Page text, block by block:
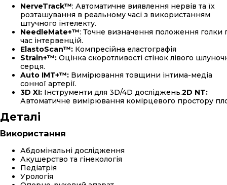
NerveTrack™: Автоматичне виявлення нервів та їх
розташування в реальному часі з використанням
штучного інтелекту.
NeedleMate+™: Точне визначення положення голки
час інтервенцій.
ElastoScan™: Компресійна еластографія
Strain+™: Оцінка скоротливості стінок лівого
серця.
Auto IMT+™: Вимірювання товщини інтима-медіа
сонної артерії.
3D XI: Інструменти для 3D/4D досліджень.2D NT:
Автоматичне вимірювання комірцевого простору
Деталі
Використання
Абдомінальні дослідження
Акушерство та гінекологія
Педіатрія
Урологія